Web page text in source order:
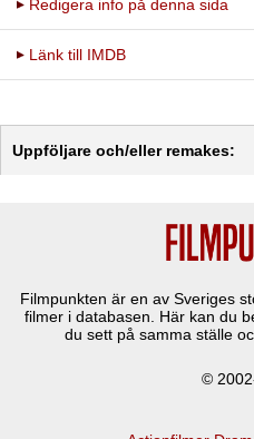
Redigera info på denna sida
Länk till IMDB
Uppföljare och/eller remakes:
Filmpunkten är en av Sveriges
filmer i databasen. Här kan du
du sett på samma ställe
©